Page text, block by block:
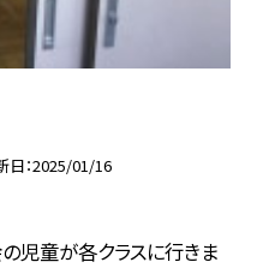
日 2025/01/16
児童が各クラスに行きま